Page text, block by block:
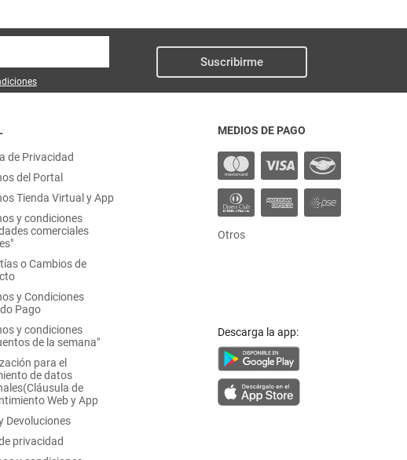
Suscribirme
de Privacidad
del Portal
Tienda Virtual y App
y condiciones
comerciales
o Cambios de
y Condiciones
Pago
y condiciones
de la semana"
para el
de datos
de
Web y App
Devoluciones
privacidad
MEDIOS DE PAGO
Otros
Descarga la app: